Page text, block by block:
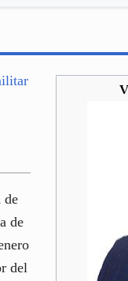
de
de
del